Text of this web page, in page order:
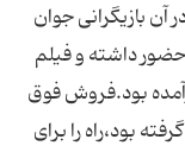
آن بازیگرانی جوان
داشته و فیلم
بود.فروش فوق
بود،راه را برای